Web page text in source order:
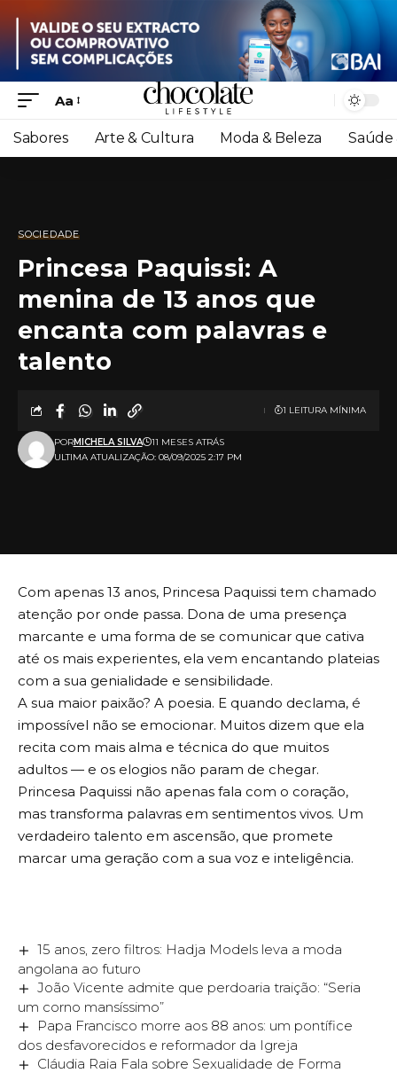
Aa
Sabores Arte & Cultura Moda & Beleza Saúde
SOCIEDADE
Princesa Paquissi: A
menina de 13 anos que
encanta com palavras e
talento
ULTIMA ATUALIZAÇÃO: 08/09/2025 2:17 PM
PORMICHELA SILVA 11 MESES ATRÁS
1 LEITURA MÍNIMA
Com apenas 13 anos, Princesa Paquissi tem chamado
atenção por onde passa. Dona de uma presença
marcante e uma forma de se comunicar que cativa
até os mais experientes, ela vem encantando plateias
com a sua genialidade e sensibilidade.
A sua maior paixão? A poesia. E quando declama, é
impossível não se emocionar. Muitos dizem que ela
recita com mais alma e técnica do que muitos
adultos — e os elogios não param de chegar.
Princesa Paquissi não apenas fala com o coração,
mas transforma palavras em sentimentos vivos. Um
verdadeiro talento em ascensão, que promete
marcar uma geração com a sua voz e inteligência.
15 anos, zero filtros: Hadja Models leva a moda
angolana ao futuro
João Vicente admite que perdoaria traição: “Seria
um corno mansíssimo”
Papa Francisco morre aos 88 anos: um pontífice
dos desfavorecidos e reformador da Igreja
Cláudia Raia Fala sobre Sexualidade de Forma